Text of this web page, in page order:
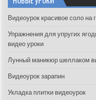
h
f
r
:
Видеоурок красивое соло на
Упражнения для упругих
видео уроки
Лунный маникюр шеллаком
Видеоурок зарапин
Укладка плитки видеоурок